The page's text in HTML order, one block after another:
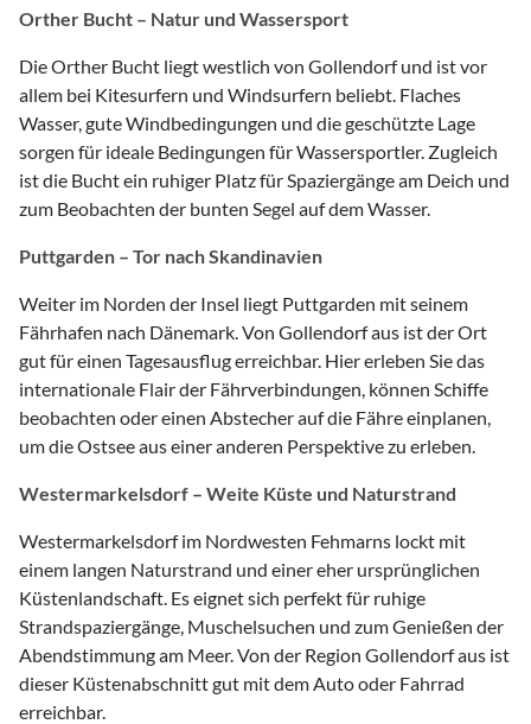
Orther Bucht – Natur und Wassersport
Die Orther Bucht liegt westlich von Gollendorf und ist vor
allem bei Kitesurfern und Windsurfern beliebt. Flaches
Wasser, gute Windbedingungen und die geschützte Lage
sorgen für ideale Bedingungen für Wassersportler. Zugleich
ist die Bucht ein ruhiger Platz für Spaziergänge am Deich und
zum Beobachten der bunten Segel auf dem Wasser.
Puttgarden – Tor nach Skandinavien
Weiter im Norden der Insel liegt Puttgarden mit seinem
Fährhafen nach Dänemark. Von Gollendorf aus ist der Ort
gut für einen Tagesausflug erreichbar. Hier erleben Sie das
internationale Flair der Fährverbindungen, können Schiffe
beobachten oder einen Abstecher auf die Fähre einplanen,
um die Ostsee aus einer anderen Perspektive zu erleben.
Westermarkelsdorf – Weite Küste und Naturstrand
Westermarkelsdorf im Nordwesten Fehmarns lockt mit
einem langen Naturstrand und einer eher ursprünglichen
Küstenlandschaft. Es eignet sich perfekt für ruhige
Strandspaziergänge, Muschelsuchen und zum Genießen der
Abendstimmung am Meer. Von der Region Gollendorf aus ist
dieser Küstenabschnitt gut mit dem Auto oder Fahrrad
erreichbar.